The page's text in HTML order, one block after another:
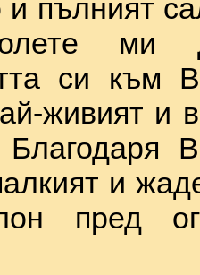
пълният
ми
си към
живият и
и
пред